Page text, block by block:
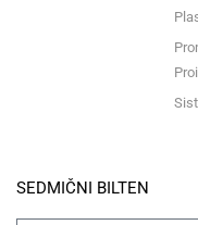
SEDMIČNI BILTEN